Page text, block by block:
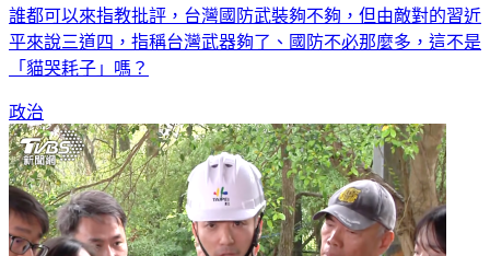
誰都可以來指教批評，台灣國防武裝夠不夠，但由敵對的習近
平來說三道四，指稱台灣武器夠了、國防不必那麼多，這不是
「貓哭耗子」嗎？
政治